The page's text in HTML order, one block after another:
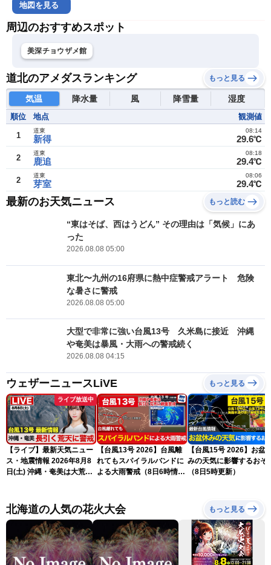
地図を見る
周辺のおすすめスポット
美深チョウザメ館
道北のアメダスランキング もっと見る
気温 降水量 風 降雪量 湿度
順位 地点 観測値
1 新得
道東
29.6℃
08:14
2 鹿追
道東
29.4℃
08:18
2 芽室
道東
29.4℃
08:06
最新のお天気ニュース もっと読む
“東はそば、西はうどん” その理由は「気候」にあ
った
2026.08.08 05:00
東北〜九州の16府県に熱中症警戒アラート 危険
な暑さに警戒
2026.08.08 05:00
大型で非常に強い台風13号 久米島に接近 沖縄
や奄美は暴風・大雨への警戒続く
2026.08.08 04:15
ウェザーニュースLiVE もっと見る
ライブ放送中
【ライブ】最新天気ニュー
ス・地震情報 2026年8月8
日(土) 沖縄・奄美は大荒れ
ースLiVEサンシャイン・魚
住茉由／山口剛央〉
【台風13号 2026】台風離
れてもスパイラルバンドに
よる大雨警戒（8日6時情
【台風15号 2026】お盆
みの天気に影響するおそ
（8日5時更新）
北海道の人気の花火大会 もっと見る